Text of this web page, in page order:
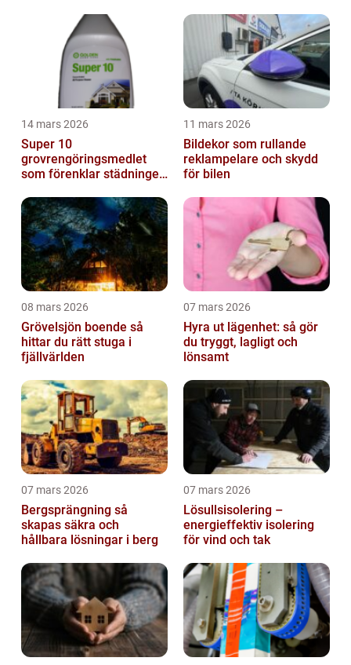
14 mars 2026
Super 10
grovrengöringsmedlet
som förenklar städningen
11 mars 2026
Bildekor som rullande
reklampelare och skydd
för bilen
08 mars 2026
Grövelsjön boende så
hittar du rätt stuga i
fjällvärlden
07 mars 2026
Hyra ut lägenhet: så gör
du tryggt, lagligt och
lönsamt
07 mars 2026
Bergsprängning så
skapas säkra och
hållbara lösningar i berg
07 mars 2026
Lösullsisolering –
energieffektiv isolering
för vind och tak